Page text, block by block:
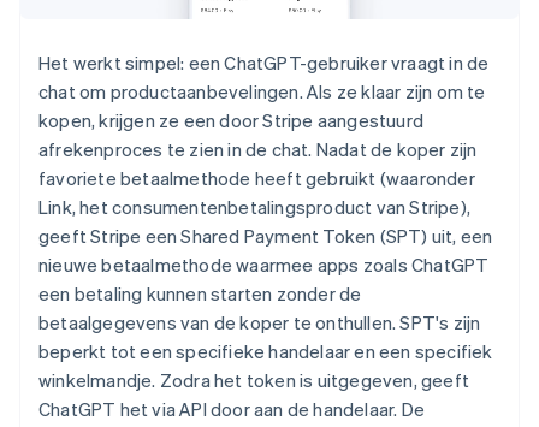
Het werkt simpel: een ChatGPT-gebruiker vraagt in de
chat om productaanbevelingen. Als ze klaar zijn om te
kopen, krijgen ze een door Stripe aangestuurd
afrekenproces te zien in de chat. Nadat de koper zijn
favoriete betaalmethode heeft gebruikt (waaronder
Link, het consumentenbetalingsproduct van Stripe),
geeft Stripe een Shared Payment Token (SPT) uit, een
nieuwe betaalmethode waarmee apps zoals ChatGPT
een betaling kunnen starten zonder de
betaalgegevens van de koper te onthullen. SPT's zijn
beperkt tot een specifieke handelaar en een specifiek
winkelmandje. Zodra het token is uitgegeven, geeft
ChatGPT het via API door aan de handelaar. De